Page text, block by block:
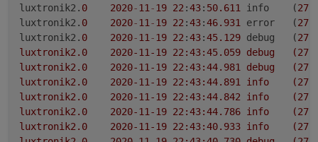
luxtronik2. 0 2020-11-19 22:43: 50.611
	info	(
luxtronik2. 0 2020-11-19 22:43:46.931
	error	(
luxtronik2. 0 2020-11-19 22:43:45.129
	debug	(
luxtronik2.0	2020-11-19 22:43:45.059	debug	(27752) Getting 0x535308
luxtronik2.0	2020-11-
luxtronik2.0	2020-11-19 22:43:44.891	info	(27752) Connected to ws://192.168.0.23:8214
luxtronik2.0	2020-11-19 22:43:44.842	info	(27752) Connecting to ws://192.168.0.23:8214
luxtronik2.0	2020-11-19 22:43:44.786	info	(27752) starting. Version 0.0.2 in /opt/iobroker/node_modules/iobroker.luxtronik2, node: v12.18.4, js-controller: 3.1.6
luxtronik2.0	2020-11-19 22:43:40.933	info	(27734) Terminated (START_IMMEDIATELY_AFTER_STOP): Without reason